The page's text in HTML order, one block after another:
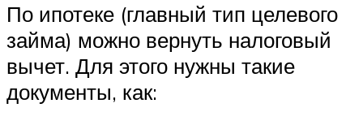
По ипотеке (главный тип целевого
займа) можно вернуть налоговый
вычет. Для этого нужны такие
документы, как: